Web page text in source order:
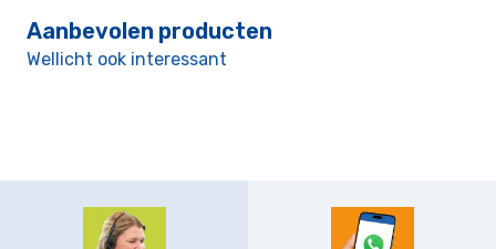
Aanbevolen producten
Wellicht ook interessant